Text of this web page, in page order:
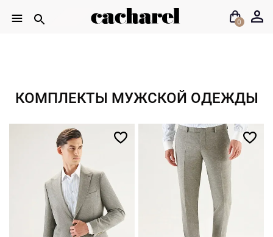
0
КОМПЛЕКТЫ МУЖСКОЙ ОДЕЖДЫ